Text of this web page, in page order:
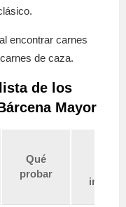
encontrar carnes
de caza.
de los
Mayor
Qué
probar
interés